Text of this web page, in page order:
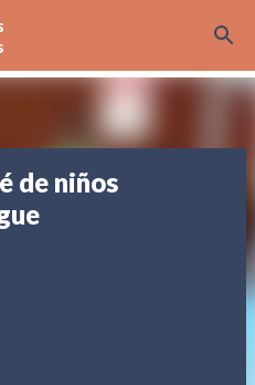
principal
de niños